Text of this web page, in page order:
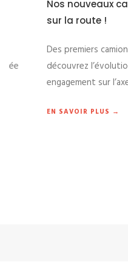
Nos nouveaux
sur la route !
Des premiers camions
découvrez l’évolution
engagement sur l’axe Paris
EN SAVOIR PLUS →